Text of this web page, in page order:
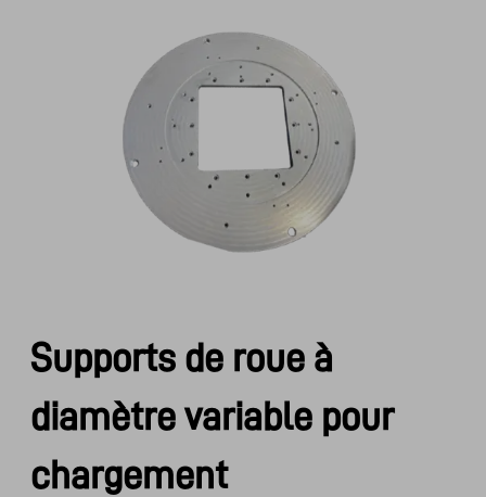
Supports de roue à
diamètre variable pour
chargement